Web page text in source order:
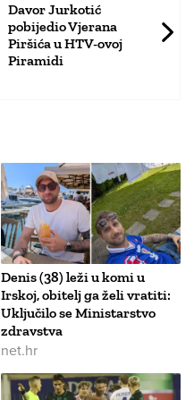
Davor Jurkotić
pobijedio Vjerana
Piršića u HTV-ovoj
Piramidi
Denis (38) leži u komi u
Irskoj, obitelj ga želi vratiti:
Uključilo se Ministarstvo
zdravstva
net.hr